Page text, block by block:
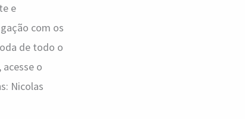
e
com os
de todo o
o
Nicolas